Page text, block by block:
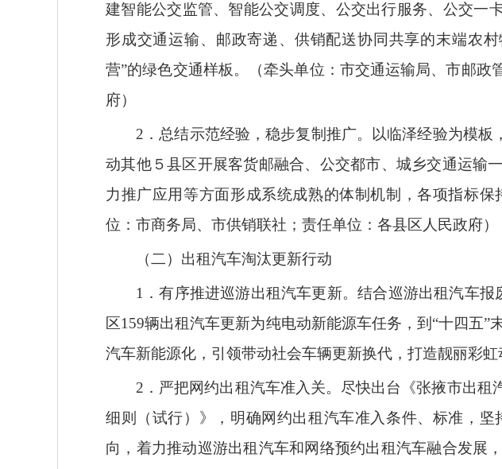
建智能公交监管、智能公交调度、公交出行服务、公交一
形成交通运输、邮政寄递、供销配送协同共享的末端农
营”的绿色交通样板。（牵头单位：市交通运输局、市邮
府）
2．总结示范经验，稳步复制推广。以临泽经验为模
动其他５县区开展客货邮融合、公交都市、城乡交通运输
力推广应用等方面形成系统成熟的体制机制，各项指标
位：市商务局、市供销联社；责任单位：各县区人民政府）
（二）出租汽车淘汰更新行动
1．有序推进巡游出租汽车更新。结合巡游出租汽车
区159辆出租汽车更新为纯电动新能源车任务，到“十四五
汽车新能源化，引领带动社会车辆更新换代，打造靓丽彩
2．严把网约出租汽车准入关。尽快出台《张掖市出
细则（试行）》，明确网约出租汽车准入条件、标准，
向，着力推动巡游出租汽车和网络预约出租汽车融合发展